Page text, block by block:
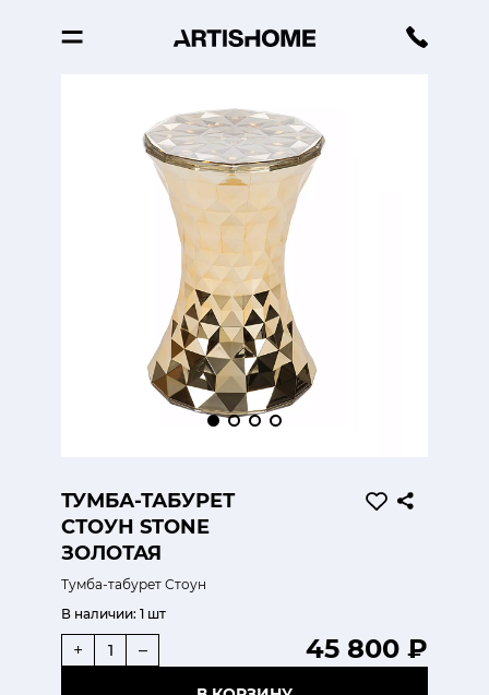
ТУМБА-ТАБУРЕТ
СТОУН STONE
ЗОЛОТАЯ
Тумба-табурет Стоун
В наличии: 1 шт
45 800 ₽
+ –